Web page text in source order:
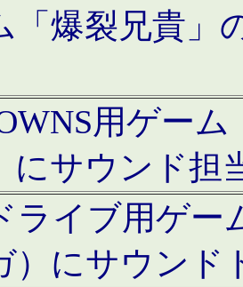
「爆裂兄貴」
用ゲー
にサウンド担
ライブ用ゲー
）にサウン